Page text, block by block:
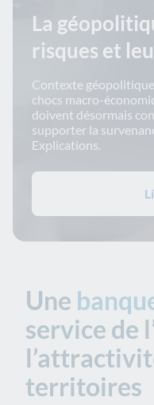
La
risques et
Contexte
chocs macro-
doivent désormais
supporter la
Explications.
Une
service de
territoires